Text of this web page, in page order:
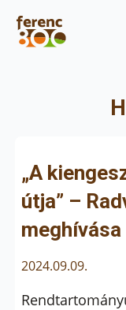
„A
útja” –
2024.09.09.